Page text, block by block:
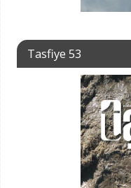
Tasfiye 53